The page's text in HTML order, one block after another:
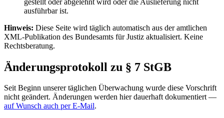
ausführbar ist.
Hinweis: Diese Seite wird täglich automatisch aus der amtlichen
XML-Publikation des Bundesamts für Justiz aktualisiert. Keine
Rechtsberatung.
Änderungsprotokoll zu § 7 StGB
Seit Beginn unserer täglichen Überwachung wurde diese Vorschrift
nicht geändert. Änderungen werden hier dauerhaft dokumentiert —
auf Wunsch auch per E-Mail.